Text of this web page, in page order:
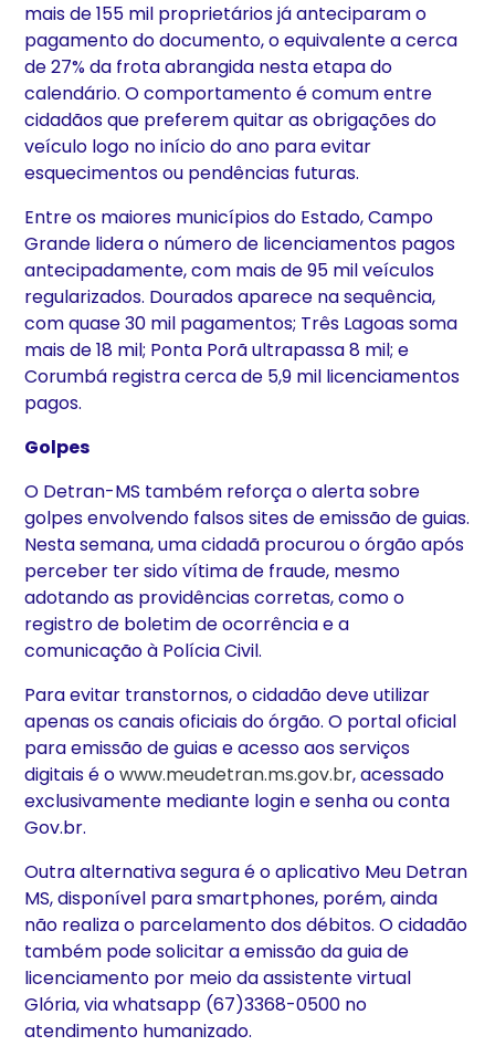
mais de 155 mil proprietários já anteciparam o
pagamento do documento, o equivalente a cerca
de 27% da frota abrangida nesta etapa do
calendário. O comportamento é comum entre
cidadãos que preferem quitar as obrigações do
veículo logo no início do ano para evitar
esquecimentos ou pendências futuras.
Entre os maiores municípios do Estado, Campo
Grande lidera o número de licenciamentos pagos
antecipadamente, com mais de 95 mil veículos
regularizados. Dourados aparece na sequência,
com quase 30 mil pagamentos; Três Lagoas soma
mais de 18 mil; Ponta Porã ultrapassa 8 mil; e
Corumbá registra cerca de 5,9 mil licenciamentos
pagos.
Golpes
O Detran-MS também reforça o alerta sobre
golpes envolvendo falsos sites de emissão de guias.
Nesta semana, uma cidadã procurou o órgão após
perceber ter sido vítima de fraude, mesmo
adotando as providências corretas, como o
registro de boletim de ocorrência e a
comunicação à Polícia Civil.
Para evitar transtornos, o cidadão deve utilizar
apenas os canais oficiais do órgão. O portal oficial
para emissão de guias e acesso aos serviços
digitais é owww.meudetran.ms.gov.br, acessado
exclusivamente mediante login e senha ou conta
Gov.br.
Outra alternativa segura é o aplicativo Meu Detran
MS, disponível para smartphones, porém, ainda
não realiza o parcelamento dos débitos. O cidadão
também pode solicitar a emissão da guia de
licenciamento por meio da assistente virtual
Glória, via whatsapp (67)3368-0500 no
atendimento humanizado.